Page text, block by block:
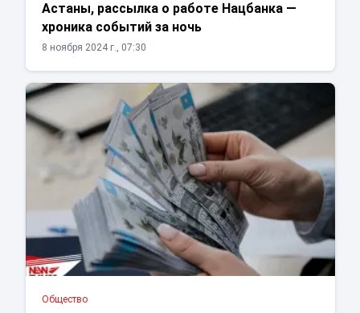
Астаны, рассылка о работе Нацбанка —
хроника событий за ночь
8 ноября 2024 г., 07:30
Общество